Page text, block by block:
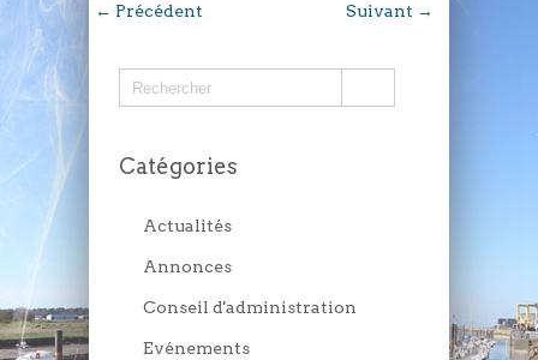
← Précédent Suivant →
Catégories
Actualités
Annonces
Conseil d'administration
Evénements